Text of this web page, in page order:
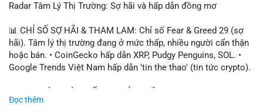
Radar Tâm Lý Thị Trường: Sợ hãi và hấp dẫn đồng mơ
📊 CHỈ SỐ SỢ HÃI & THAM LAM: Chỉ số Fear & Greed 29 (sợ
hãi). Tâm lý thị trường đang ở mức thấp, nhiều người cẩn thận
hoặc bán. • CoinGecko hấp dẫn XRP, Pudgy Penguins, SOL. •
Google Trends Việt Nam hấp dẫn 'tin the thao' (tin tức crypto).
ONDO, CASHCAT. • Chủ đề 'tô thị ty na' (tỷ giá) và 'giao thông'
Đọc thêm